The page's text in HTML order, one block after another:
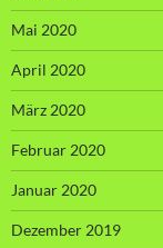
Mai 2020
April 2020
März 2020
Februar 2020
Januar 2020
Dezember 2019